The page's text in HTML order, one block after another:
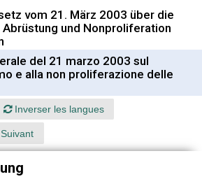
vom 21. März 2003 über die
Abrüstung und Nonproliferation
del 21 marzo 2003 sul
e alla non proliferazione delle
Inverser les langues
Suivant